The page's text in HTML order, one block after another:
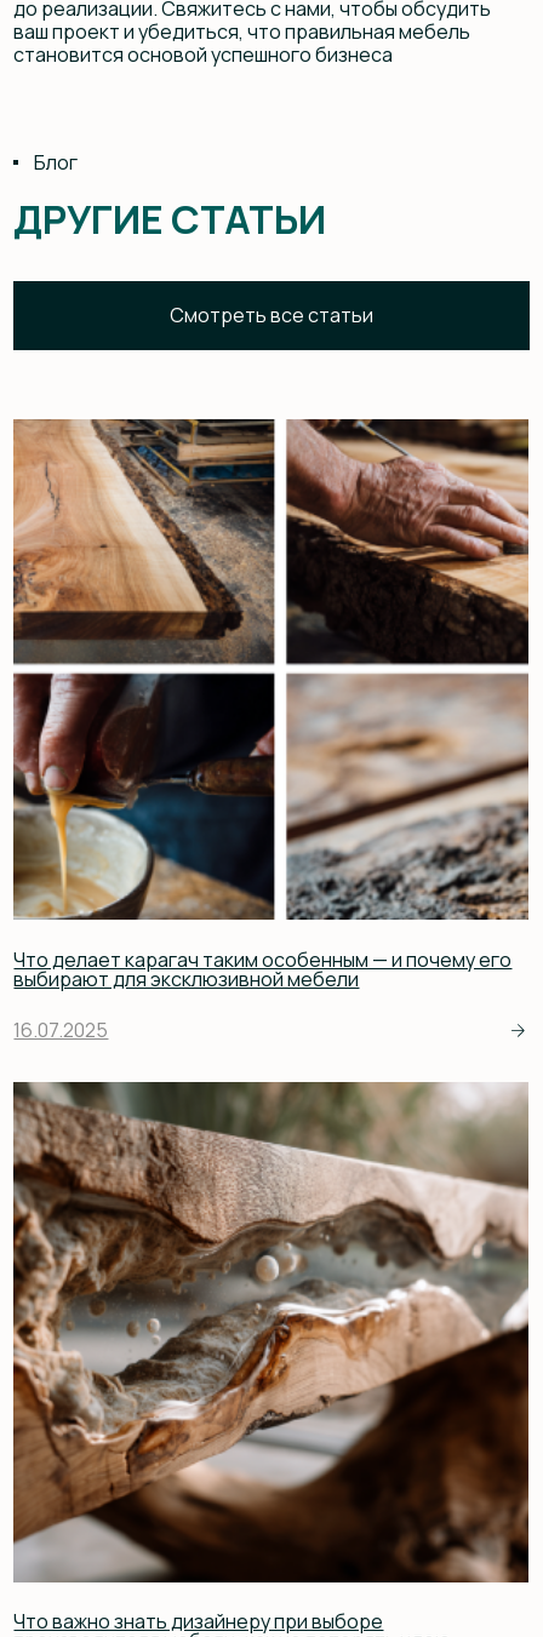
14.07.2025
Что важно знать дизайнеру при выборе
производителя мебели: как не потерять идею
на стадии реализации
12.07.2025
путь от идеи до идеального результата